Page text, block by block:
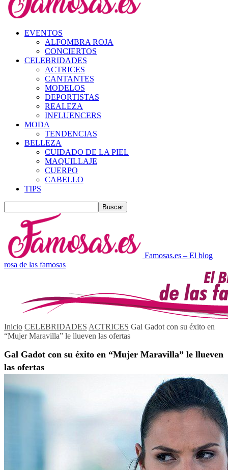
EVENTOS
ALFOMBRA ROJA
CONCIERTOS
CELEBRIDADES
ACTRICES
CANTANTES
MODELOS
DEPORTISTAS
REALEZA
INFLUENCERS
MODA
TENDENCIAS
BELLEZA
CUIDADO DE LA PIEL
MAQUILLAJE
CUERPO
CABELLO
TIPS
Famosas.es – El blog
rosa de las famosas
Inicio CELEBRIDADES ACTRICES Gal Gadot con su éxito en
“Mujer Maravilla” le llueven las ofertas
Gal Gadot con su éxito en “Mujer Maravilla” le llueven
las ofertas